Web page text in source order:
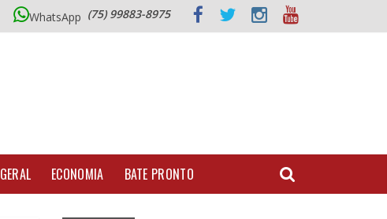
WhatsApp (75) 99883-8975
GERAL ECONOMIA BATE PRONTO